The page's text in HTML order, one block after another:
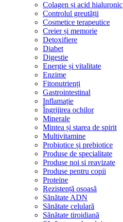
Colagen și acid hialuronic
Controlul greutății
Cosmetice terapeutice
Creier și memorie
Detoxifiere
Diabet
Digestie
Energie și vitalitate
Enzime
Fitonutrienți
Gastrointestinal
Inflamație
Îngrijirea ochilor
Minerale
Mintea și starea de spirit
Multivitamine
Probiotice și prebiotice
Produse de specialitate
Produse noi si reavizate
Produse pentru copii
Proteine
Rezistență osoasă
Sănătate ADN
Sănătate celulară
Sănătate tiroidiană